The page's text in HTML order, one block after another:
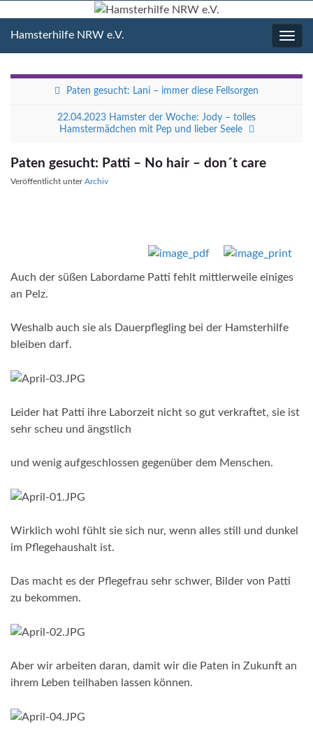
Hamsterhilfe NRW e.V.
Paten gesucht: Lani – immer diese Fellsorgen
22.04.2023 Hamster der Woche: Jody – tolles
Hamstermädchen mit Pep und lieber Seele
Paten gesucht: Patti – No hair – don´t care
Veröffentlicht unterArchiv
Auch der süßen Labordame Patti fehlt mittlerweile einiges
an Pelz.
Weshalb auch sie als Dauerpflegling bei der Hamsterhilfe
bleiben darf.
Leider hat Patti ihre Laborzeit nicht so gut verkraftet, sie ist
sehr scheu und ängstlich
und wenig aufgeschlossen gegenüber dem Menschen.
Wirklich wohl fühlt sie sich nur, wenn alles still und dunkel
im Pflegehaushalt ist.
Das macht es der Pflegefrau sehr schwer, Bilder von Patti
zu bekommen.
Aber wir arbeiten daran, damit wir die Paten in Zukunft an
ihrem Leben teilhaben lassen können.